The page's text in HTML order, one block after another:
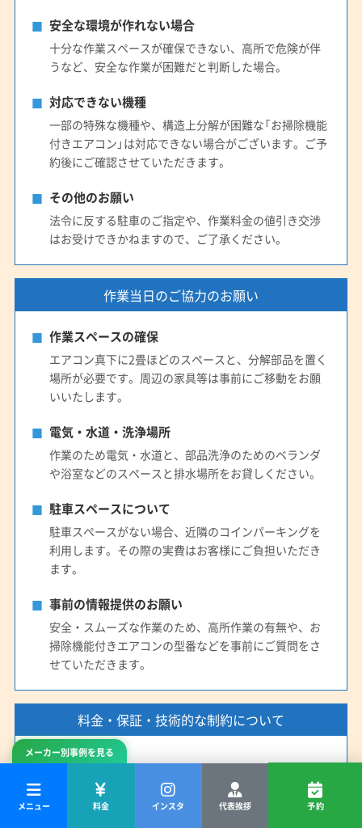
メーカー別事例を見る
メニュー 料金 インスタ 代表挨拶 予約
安全な環境が作れない場合
十分な作業スペースが確保できない、高所で危険が伴
うなど、安全な作業が困難だと判断した場合。
対応できない機種
一部の特殊な機種や、構造上分解が困難な「お掃除機能
付きエアコン」は対応できない場合がございます。ご予
約後にご確認させていただきます。
その他のお願い
法令に反する駐車のご指定や、作業料金の値引き交渉
はお受けできかねますので、ご了承ください。
作業当日のご協力のお願い
作業スペースの確保
エアコン真下に2畳ほどのスペースと、分解部品を置く
場所が必要です。周辺の家具等は事前にご移動をお願
いいたします。
電気・水道・洗浄場所
作業のため電気・水道と、部品洗浄のためのベランダ
や浴室などのスペースと排水場所をお貸しください。
駐車スペースについて
駐車スペースがない場合、近隣のコインパーキングを
利用します。その際の実費はお客様にご負担いただき
ます。
事前の情報提供のお願い
安全・スムーズな作業のため、高所作業の有無や、お
掃除機能付きエアコンの型番などを事前にご質問をさ
せていただきます。
料金・保証・技術的な制約について
お支払い方法
お支払いは現金のみとなります。あらかじめご準備を
お願いいたします。